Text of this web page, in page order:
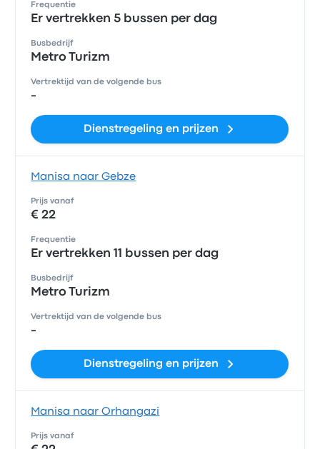
Frequentie
Er vertrekken 5 bussen per dag
Busbedrijf
Metro Turizm
Vertrektijd van de volgende bus
-
Dienstregeling en prijzen
Manisa naar Gebze
Prijs vanaf
€ 22
Frequentie
Er vertrekken 11 bussen per dag
Busbedrijf
Metro Turizm
Vertrektijd van de volgende bus
-
Dienstregeling en prijzen
Manisa naar Orhangazi
Prijs vanaf